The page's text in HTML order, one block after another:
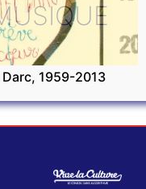
Darc, 1959-2013